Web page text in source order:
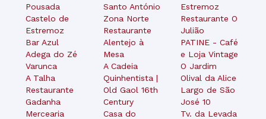
Pousada
Castelo de
Estremoz
Bar Azul
Adega do Zé
Varunca
A Talha
Restaurante
Gadanha
Mercearia
Santo António
Zona Norte
Restaurante
Alentejo à
Mesa
A Cadeia
Quinhentista |
Old Gaol 16th
Century
Casa do
Estremoz
Restaurante O
Julião
PATINE - Café
e Loja Vintage
O Jardim
Olival da Alice
Largo de São
José 10
Tv. da Levada